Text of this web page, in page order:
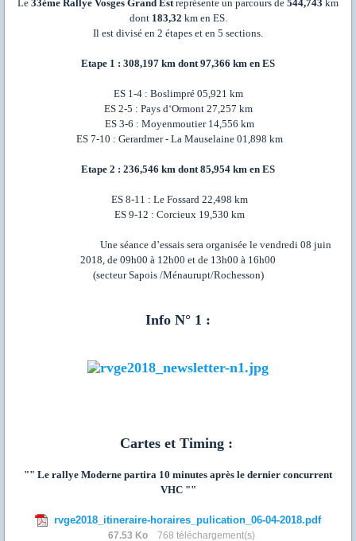
Le 33ème Rallye Vosges Grand Estreprésente un parcours de 544,743 km
dont 183,32 km en ES.
Il est divisé en 2 étapes et en 5 sections.
Etape 1 : 308,197 km dont 97,366 km en ES
ES 1-4 : Boslimpré 05,921 km
ES 2-5 : Pays d‘Ormont 27,257 km
ES 3-6 : Moyenmoutier 14,556 km
ES 7-10 : Gerardmer - La Mauselaine 01,898 km
Etape 2 : 236,546 km dont 85,954 km en ES
ES 8-11 : Le Fossard 22,498 km
ES 9-12 : Corcieux 19,530 km
Une séance d’essais sera organisée le vendredi 08 juin
2018, de 09h00 à 12h00 et de 13h00 à 16h00
(secteur Sapois /Ménaurupt/Rochesson)
Info N° 1 :
Cartes et Timing :
"" Le rallye Moderne partira 10 minutes après le dernier concurrent
VHC ""
rvge2018_itineraire-horaires_pulication_06-04-2018.pdf
67.53 Ko 768 téléchargement(s)